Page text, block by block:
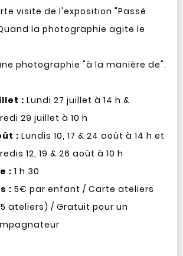
visite de l'exposition "Passé
la photographie agite le
photographie "à la manière de".
: Lundi 27 juillet à 14 h &
29 juillet à 10 h
: Lundis 10, 17 & 24 août à 14 h et
12, 19 & 26 août à 10 h
: 1 h 30
: 5€ par enfant / Carte ateliers
ateliers) / Gratuit pour un